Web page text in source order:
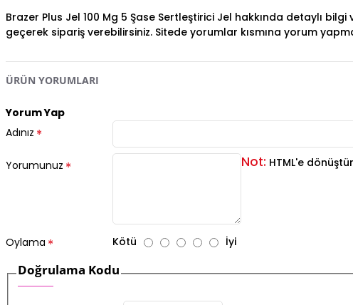
Brazer Plus Jel 100 Mg 5 Şase Sertleştirici Jel hakkında detaylı
geçerek sipariş verebilirsiniz. Sitede yorumlar kısmına yorum
ÜRÜN YORUMLARI
Yorum Yap
Adınız
Yorumunuz Not: HTML'e
Oylama Kötü İyi
Doğrulama Kodu